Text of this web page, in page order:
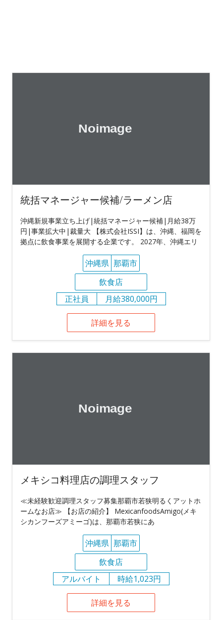
統括マネージャー候補/ラーメン店
沖縄新規事業立ち上げ|統括マネージャー候補|月給38万
円|事業拡大中|裁量大 【株式会社ISSI】は、沖縄、福岡を
拠点に飲食事業を展開する企業です。 2027年、沖縄エリ
沖縄県 那覇市
飲食店
正社員
月給380,000円
詳細を見る
メキシコ料理店の調理スタッフ
≪未経験歓迎調理スタッフ募集那覇市若狭明るくアットホ
ームなお店≫ 【お店の紹介】 MexicanfoodsAmigo(メキ
シカンフーズアミーゴ)は、那覇市若狭にあ
沖縄県 那覇市
飲食店
アルバイト
時給1,023円
詳細を見る